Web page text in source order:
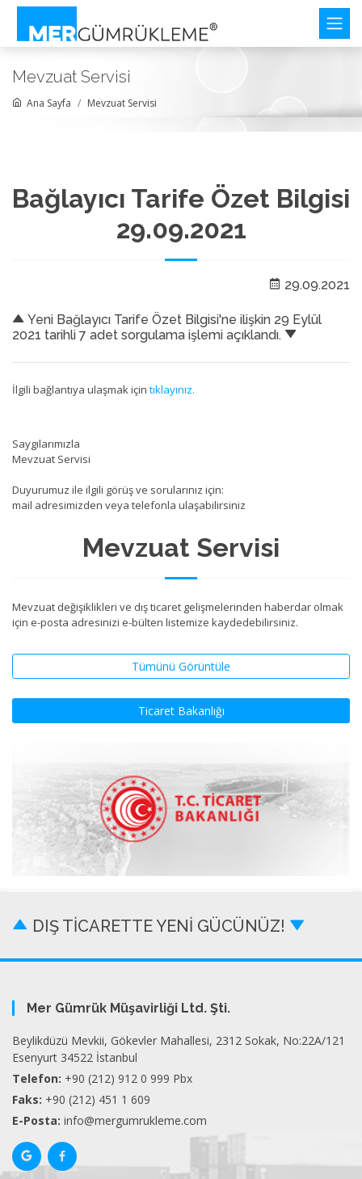
Mevzuat Servisi
Ana Sayfa Mevzuat Servisi
Mevzuat Servisi
Mevzuat değişiklikleri ve dış ticaret gelişmelerinden haberdar olmak
için e-posta adresinizi e-bülten listemize kaydedebilirsiniz.
Tümünü Görüntüle
Ticaret Bakanlığı
Bağlayıcı Tarife Özet Bilgisi
29.09.2021
29.09.2021
Yeni Bağlayıcı Tarife Özet Bilgisi'ne ilişkin 29 Eylül
2021 tarihli 7 adet sorgulama işlemi açıklandı.
İlgili bağlantıya ulaşmak için tıklayınız.
Saygılarımızla
Mevzuat Servisi
Duyurumuz ile ilgili görüş ve sorularınız için:
mail adresimizden veya telefonla ulaşabilirsiniz
DIŞ TİCARETTE YENİ GÜCÜNÜZ!
Mer Gümrük Müşavirliği Ltd. Şti.
Beylikdüzü Mevkii, Gökevler Mahallesi, 2312 Sokak, No:22A/121
Esenyurt 34522 İstanbul
Telefon: +90 (212) 912 0 999 Pbx
Faks: +90 (212) 451 1 609
E-Posta: info@mergumrukleme.com